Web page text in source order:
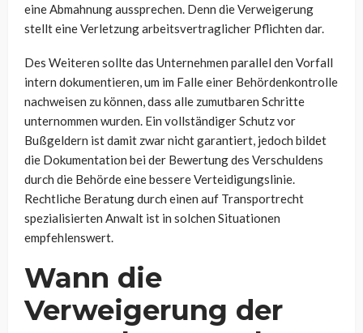
eine Abmahnung aussprechen. Denn die Verweigerung
stellt eine Verletzung arbeitsvertraglicher Pflichten dar.
Des Weiteren sollte das Unternehmen parallel den Vorfall
intern dokumentieren, um im Falle einer Behördenkontrolle
nachweisen zu können, dass alle zumutbaren Schritte
unternommen wurden. Ein vollständiger Schutz vor
Bußgeldern ist damit zwar nicht garantiert, jedoch bildet
die Dokumentation bei der Bewertung des Verschuldens
durch die Behörde eine bessere Verteidigungslinie.
Rechtliche Beratung durch einen auf Transportrecht
spezialisierten Anwalt ist in solchen Situationen
empfehlenswert.
Wann die
Verweigerung der